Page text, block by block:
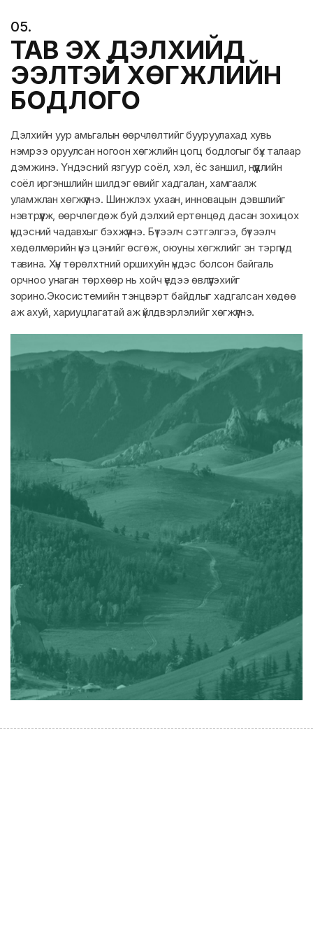
05.
ТАВ ЭХ ДЭЛХИЙД
ЭЭЛТЭЙ ХӨГЖЛИЙН
БОДЛОГО
Дэлхийн уур амьгалын өөрчлөлтийг бууруулахад хувь
нэмрээ оруулсан ногоон хөгжлийн цогц бодлогыг бүх талаар
дэмжинэ. Үндэсний язгуур соёл, хэл, ёс заншил, нүүдлийн
соёл иргэншлийн шилдэг өвийг хадгалан, хамгаалж
уламжлан хөгжүүлнэ. Шинжлэх ухаан, инновацын дэвшлийг
нэвтрүүлж, өөрчлөгдөж буй дэлхий ертөнцөд дасан зохицох
үндэсний чадавхыг бэхжүүлнэ. Бүтээлч сэтгэлгээ, бүтээлч
хөдөлмөрийн үнэ цэнийг өсгөж, оюуны хөгжлийг эн тэргүүнд
тавина. Хүн төрөлхтний оршихуйн үндэс болсон байгаль
орчноо унаган төрхөөр нь хойч үедээ өвлүүлэхийг
зорино.Экосистемийн тэнцвэрт байдлыг хадгалсан хөдөө
аж ахуй, хариуцлагатай аж үйлдвэрлэлийг хөгжүүлнэ.